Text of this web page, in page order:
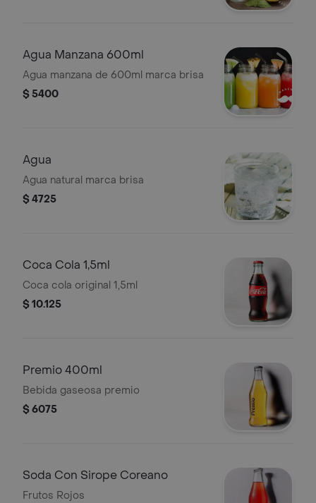
Agua Manzana 600ml
Agua manzana de 600ml marca brisa
$ 5400
Agua
Agua natural marca brisa
$ 4725
Coca Cola 1,5ml
Coca cola original 1,5ml
$ 10.125
Premio 400ml
Bebida gaseosa premio
$ 6075
Soda Con Sirope Coreano
Frutos Rojos